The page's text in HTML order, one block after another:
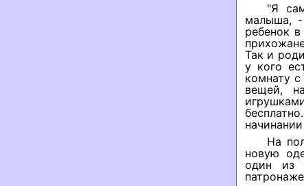
"Я
малыша, -
ребенок
Так и
у кого
комнату
вещей,
На
новую
один из